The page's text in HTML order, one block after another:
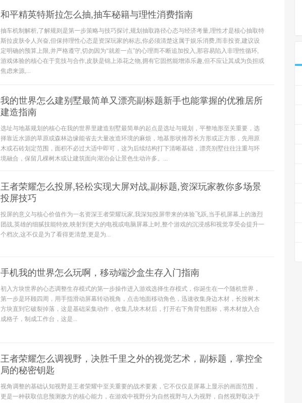
和平精英特斯拉怎么抽,抽车秘籍与理性消费指南
抽车机制解析,了解规则是第一步策略与技巧探讨,规划抽取路径心态与经济考量,理性才是核心抽取特
斯拉皮肤令人兴奋,但保持理性心态是资深玩家的标志,你必须清楚这属于娱乐消费,而非投资,建议设
定明确的预算上限,并严格遵守,切勿因为“就差一点”的心理而不断追加投入,那容易陷入非理性循环,
游戏体验的核心在于竞技与合作,皮肤是锦上添花之物,拥有它固然能增添乐趣,但不应让其成为负担或
焦虑来源,...
我的世界怎么建别墅最简单又漂亮副标题新手也能掌握的优雅居所
建造指南
选址与地基规划的核心在我的世界里建造别墅最简单的起点是选址与规划，平整地形至关重要，选
择靠近水源的草原或森林边缘能省去大量改造环境的麻烦，地基形状推荐长方形或正方形，先用原
木或石砖划定范围，面积不必过大适中即可，这为后续结构打下清晰基础，漂亮别墅往往注重与环
境融合，保留几棵树木或让建筑面向湖泊会让景色生动许多。...
王者荣耀怎么投屏,轻松实现大屏对战,副标题,资深玩家教你多场景
投屏技巧
投屏的意义与核心价值作为一名资深王者荣耀玩家,我深知投屏带来的体验飞跃,当手机屏幕上的激烈
团战,英雄的细腻技能特效,映射到更大的电视或电脑屏幕上时,整个游戏的沉浸感和视觉享受会提升一
个档次,这不仅是为了看得更清楚,更是为...
手机我的世界怎么玩啊，移动端沙盒生存入门指南
初入方块世界的心态调整生存模式的第一步操作进入游戏选择生存模式，你诞生在一个随机世界，
第一步是环顾四周，用手指滑动屏幕转动视角，点击地面移动角色，迅速收集身边木材，长按树木
方块直到它破裂掉落，这是基础采集动作，收集几块木材后，打开右下角背包图标，将木材放入合
成格子，制成工作台，这是...
王者荣耀怎么调视野，决胜千里之外的视觉艺术，副标题，掌控全
局的秘密钥匙
视角调整的基础认知视野是王者荣耀中至关重要的战术要素，它不仅仅是屏幕上显示的画面范围，
更是一种获取信息预测敌方的核心能力，在游戏中视野分为自然视野与人为视野，自然视野取决于